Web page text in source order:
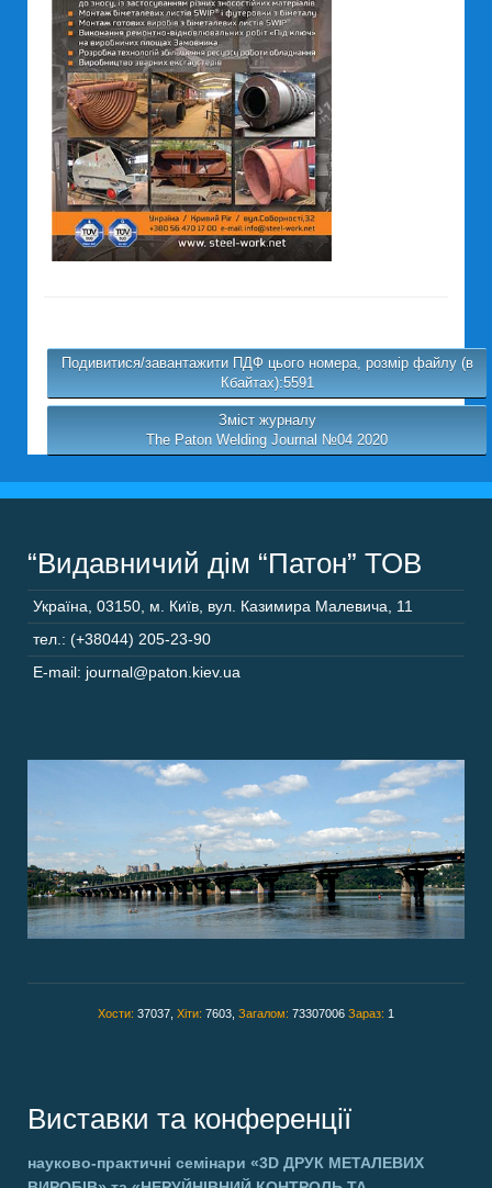
Подивитися/завантажити ПДФ цього номера, розмір файлу (в
Кбайтах):5591
Зміст журналу
The Paton Welding Journal №04 2020
“Видавничий дім “Патон” ТОВ
Україна 03150 м. Київ, вул. Казимира Малевича, 11
тел.: (+38044) 205-23-90
E-mail: journal@paton.kiev.ua
Хости: 37037, Хіти: 7603, Загалом: 73307006 Зараз: 1
Виставки та конференції
науково-практичні семінари «3D ДРУК МЕТАЛЕВИХ